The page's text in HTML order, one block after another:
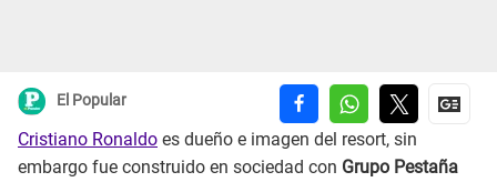
El Popular
Cristiano Ronaldo es dueño e imagen del resort, sin
embargo fue construido en sociedad con Grupo Pestaña